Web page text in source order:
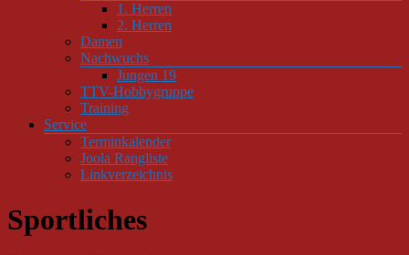
1. Herren
2. Herren
Damen
Nachwuchs
Jungen 19
TTV-Hobbygruppe
Training
Service
Terminkalender
Joola Rangliste
Linkverzeichnis
Sportliches